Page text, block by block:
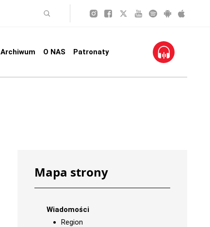
Archiwum O NAS Patronaty
Mapa strony
Wiadomości
Region